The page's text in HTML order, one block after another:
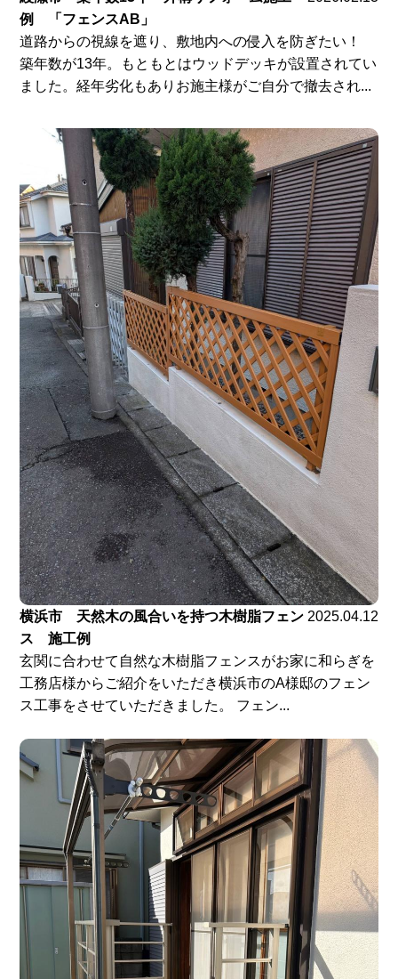
例 「フェンスAB」
道路からの視線を遮り、敷地内への侵入を防ぎたい！
築年数が13年。もともとはウッドデッキが設置されてい
ました。経年劣化もありお施主様がご自分で撤去され...
横浜市 天然木の風合いを持つ木樹脂フェン
ス 施工例
2025.04.12
玄関に合わせて自然な木樹脂フェンスがお家に和らぎを
工務店様からご紹介をいただき横浜市のA様邸のフェン
ス工事をさせていただきました。 フェン...